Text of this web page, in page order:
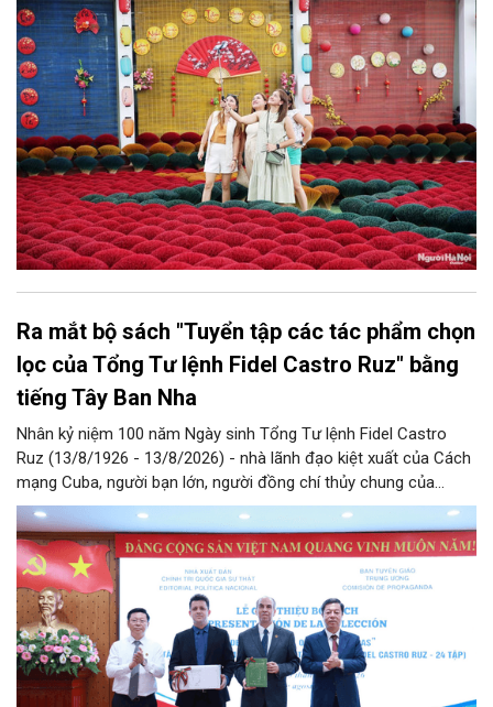
góp phần thực hiện thắng lợi các mục tiêu phát triển du lịch Hà
Nội năm 2026 và giai đoạn tiếp theo.
Ra mắt bộ sách "Tuyển tập các tác phẩm chọn
lọc của Tổng Tư lệnh Fidel Castro Ruz" bằng
tiếng Tây Ban Nha
Nhân kỷ niệm 100 năm Ngày sinh Tổng Tư lệnh Fidel Castro
Ruz (13/8/1926 - 13/8/2026) - nhà lãnh đạo kiệt xuất của Cách
mạng Cuba, người bạn lớn, người đồng chí thủy chung của
Đảng, Nhà nước và nhân dân Việt Nam, chiều 5/8, tại Hà Nội,
Nhà xuất bản Chính trị quốc gia Sự thật phối hợp với Ban Tuyên
giáo Trung ương tổ chức Lễ giới thiệu bộ sách “Tuyển tập các
tác phẩm chọn lọc của Tổng Tư lệnh Fidel Castro Ruz” gồm 24
tập bằng tiếng Tây Ban Nha.